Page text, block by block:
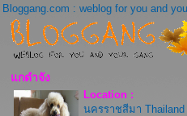
Bloggang.com : weblog for you and
แกดำจัง
Location :
นครราชสีมา Thailand